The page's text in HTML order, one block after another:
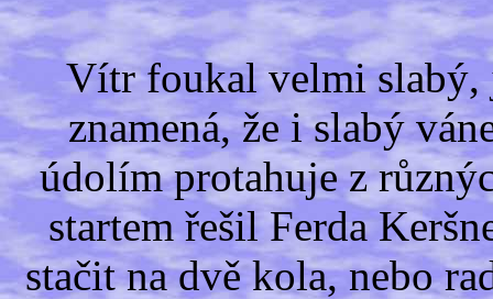
Vítr foukal velmi slabý,
znamená, že i slabý
údolím protahuje z
startem řešil Ferda
stačit na dvě kola, nebo